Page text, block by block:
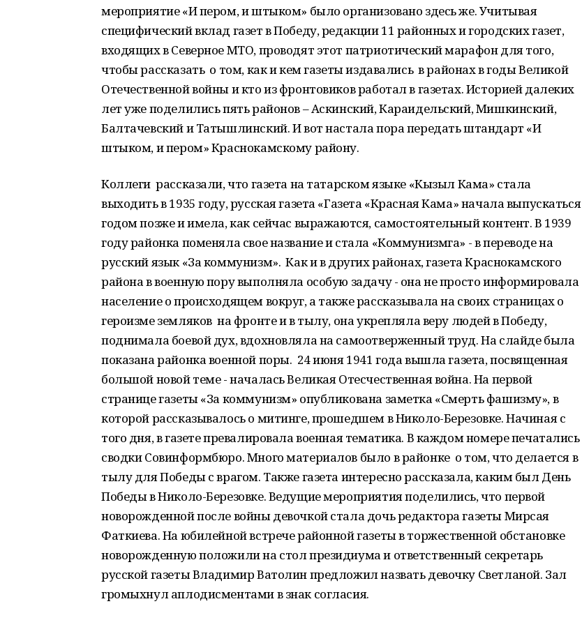
мероприятие «И пером, и штыком» было организовано здесь же. Учитывая
специфический вклад газет в Победу, редакции 11 районных и городских газет,
входящих в Северное МТО, проводят этот патриотический марафон для того,
чтобы рассказать о том, как и кем газеты издавались в районах в годы Великой
Отечественной войны и кто из фронтовиков работал в газетах. Историей далеких
лет уже поделились пять районов – Аскинский, Караидельский, Мишкинский,
Балтачевский и Татышлинский. И вот настала пора передать штандарт «И
штыком, и пером» Краснокамскому району.
Коллеги рассказали, что газета на татарском языке «Кызыл Кама» стала
выходить в 1935 году, русская газета «Газета «Красная Кама» начала выпускаться
годом позже и имела, как сейчас выражаются, самостоятельный контент. В 1939
году районка поменяла свое название и стала «Коммунизмга» - в переводе на
русский язык «За коммунизм». Как и в других районах, газета Краснокамского
района в военную пору выполняла особую задачу - она не просто информировала
население о происходящем вокруг, а также рассказывала на своих страницах о
героизме земляков на фронте и в тылу, она укрепляла веру людей в Победу,
поднимала боевой дух, вдохновляла на самоотверженный труд. На слайде была
показана районка военной поры. 24 июня 1941 года вышла газета, посвященная
большой новой теме - началась Великая Отесчественная война. На первой
странице газеты «За коммунизм» опубликована заметка «Смерть фашизму», в
которой рассказывалось о митинге, прошедшем в Николо-Березовке. Начиная с
того дня, в газете превалировала военная тематика. В каждом номере печатались
сводки Совинформбюро. Много материалов было в районке о том, что делается в
тылу для Победы с врагом. Также газета интересно рассказала, каким был День
Победы в Николо-Березовке. Ведущие мероприятия поделились, что первой
новорожденной после войны девочкой стала дочь редактора газеты Мирсая
Фаткиева. На юбилейной встрече районной газеты в торжественной обстановке
новорожденную положили на стол президиума и ответственный секретарь
русской газеты Владимир Ватолин предложил назвать девочку Светланой. Зал
громыхнул аплодисментами в знак согласия.